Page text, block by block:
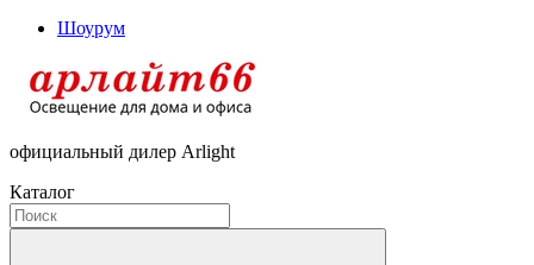
Шоурум
официальный дилер Arlight
Каталог